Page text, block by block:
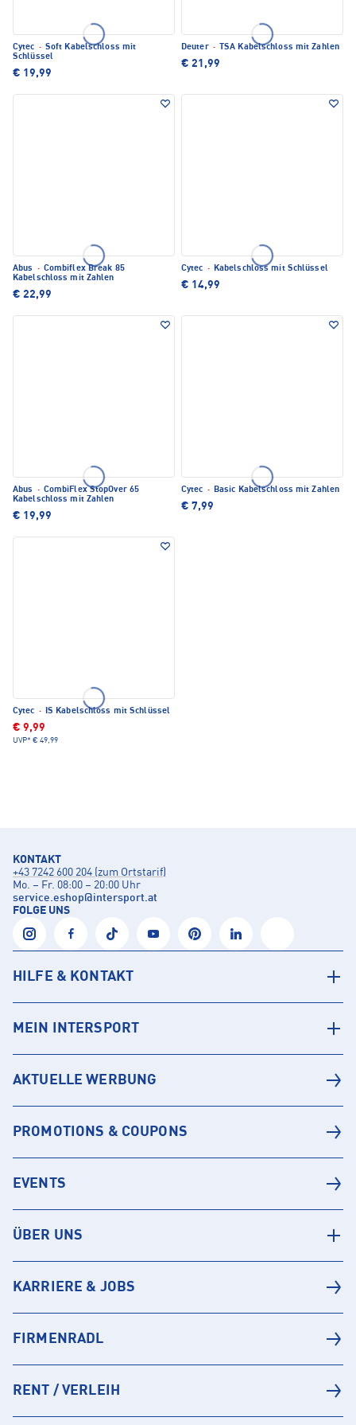
Cytec · Soft Kabelschloss mit
Schlüssel
€ 19,99
Deuter · TSA Kabelschloss mit Zahlen
€ 21,99
Abus · Combiflex Break 85
Kabelschloss mit Zahlen
€ 22,99
Cytec · Kabelschloss mit Schlüssel
€ 14,99
Abus · CombiFlex StopOver 65
Kabelschloss mit Zahlen
€ 19,99
Cytec · Basic Kabelschloss mit Zahlen
€ 7,99
Cytec · IS Kabelschloss mit Schlüssel
€ 9,99
UVP* € 49,99
KONTAKT
+43 7242 600 204 (zum Ortstarif)
Mo. – Fr. 08:00 – 20:00 Uhr
service.eshop@intersport.at
FOLGE UNS
HILFE & KONTAKT
MEIN INTERSPORT
AKTUELLE WERBUNG
PROMOTIONS & COUPONS
EVENTS
ÜBER UNS
KARRIERE & JOBS
FIRMENRADL
RENT / VERLEIH